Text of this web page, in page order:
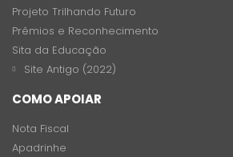
Projeto Trilhando Futuro
Prêmios e Reconhecimento
Sita da Educação
Site Antigo (2022)
COMO APOIAR
Nota Fiscal
Apadrinhe